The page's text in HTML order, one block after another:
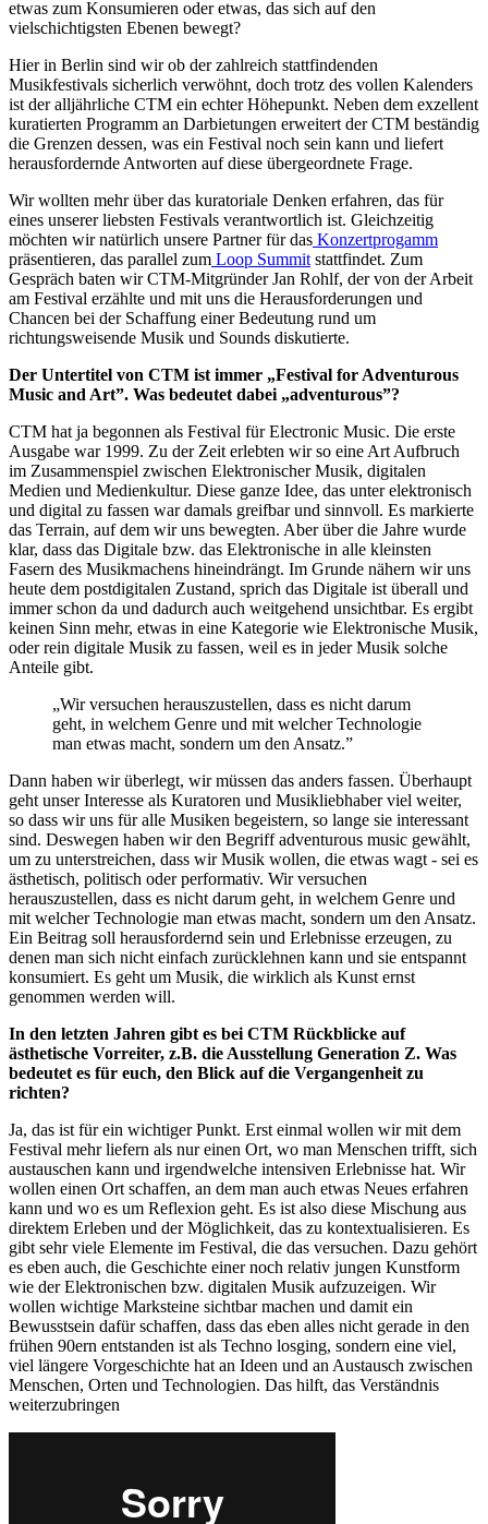
etwas zum Konsumieren oder etwas, das sich auf den
vielschichtigsten Ebenen bewegt?
Hier in Berlin sind wir ob der zahlreich stattfindenden
Musikfestivals sicherlich verwöhnt, doch trotz des vollen Kalenders
ist der alljährliche CTM ein echter Höhepunkt. Neben dem exzellent
kuratierten Programm an Darbietungen erweitert der CTM beständig
die Grenzen dessen, was ein Festival noch sein kann und liefert
herausfordernde Antworten auf diese übergeordnete Frage.
Wir wollten mehr über das kuratoriale Denken erfahren, das für
eines unserer liebsten Festivals verantwortlich ist. Gleichzeitig
möchten wir natürlich unsere Partner für das Konzertprogamm
präsentieren, das parallel zum Loop Summitstattfindet. Zum
Gespräch baten wir CTM-Mitgründer Jan Rohlf, der von der Arbeit
am Festival erzählte und mit uns die Herausforderungen und
Chancen bei der Schaffung einer Bedeutung rund um
richtungsweisende Musik und Sounds diskutierte.
Der Untertitel von CTM ist immer „Festival for Adventurous
Music and Art”. Was bedeutet dabei „adventurous”?
CTM hat ja begonnen als Festival für Electronic Music. Die erste
Ausgabe war 1999. Zu der Zeit erlebten wir so eine Art Aufbruch
im Zusammenspiel zwischen Elektronischer Musik, digitalen
Medien und Medienkultur. Diese ganze Idee, das unter elektronisch
und digital zu fassen war damals greifbar und sinnvoll. Es markierte
das Terrain, auf dem wir uns bewegten. Aber über die Jahre wurde
klar, dass das Digitale bzw. das Elektronische in alle kleinsten
Fasern des Musikmachens hineindrängt. Im Grunde nähern wir uns
heute dem postdigitalen Zustand, sprich das Digitale ist überall und
immer schon da und dadurch auch weitgehend unsichtbar. Es ergibt
keinen Sinn mehr, etwas in eine Kategorie wie Elektronische Musik,
oder rein digitale Musik zu fassen, weil es in jeder Musik solche
Anteile gibt.
„Wir versuchen herauszustellen, dass es nicht darum
geht, in welchem Genre und mit welcher Technologie
man etwas macht, sondern um den Ansatz.”
Dann haben wir überlegt, wir müssen das anders fassen. Überhaupt
geht unser Interesse als Kuratoren und Musikliebhaber viel weiter,
so dass wir uns für alle Musiken begeistern, so lange sie interessant
sind. Deswegen haben wir den Begriff adventurous music gewählt,
um zu unterstreichen, dass wir Musik wollen, die etwas wagt - sei es
ästhetisch, politisch oder performativ. Wir versuchen
herauszustellen, dass es nicht darum geht, in welchem Genre und
mit welcher Technologie man etwas macht, sondern um den Ansatz.
Ein Beitrag soll herausfordernd sein und Erlebnisse erzeugen, zu
denen man sich nicht einfach zurücklehnen kann und sie entspannt
konsumiert. Es geht um Musik, die wirklich als Kunst ernst
genommen werden will.
In den letzten Jahren gibt es bei CTM Rückblicke auf
ästhetische Vorreiter, z.B. die Ausstellung Generation Z. Was
bedeutet es für euch, den Blick auf die Vergangenheit zu
richten?
Ja, das ist für ein wichtiger Punkt. Erst einmal wollen wir mit dem
Festival mehr liefern als nur einen Ort, wo man Menschen trifft, sich
austauschen kann und irgendwelche intensiven Erlebnisse hat. Wir
wollen einen Ort schaffen, an dem man auch etwas Neues erfahren
kann und wo es um Reflexion geht. Es ist also diese Mischung aus
direktem Erleben und der Möglichkeit, das zu kontextualisieren. Es
gibt sehr viele Elemente im Festival, die das versuchen. Dazu gehört
es eben auch, die Geschichte einer noch relativ jungen Kunstform
wie der Elektronischen bzw. digitalen Musik aufzuzeigen. Wir
wollen wichtige Marksteine sichtbar machen und damit ein
Bewusstsein dafür schaffen, dass das eben alles nicht gerade in den
frühen 90ern entstanden ist als Techno losging, sondern eine viel,
viel längere Vorgeschichte hat an Ideen und an Austausch zwischen
Menschen, Orten und Technologien. Das hilft, das Verständnis
weiterzubringen